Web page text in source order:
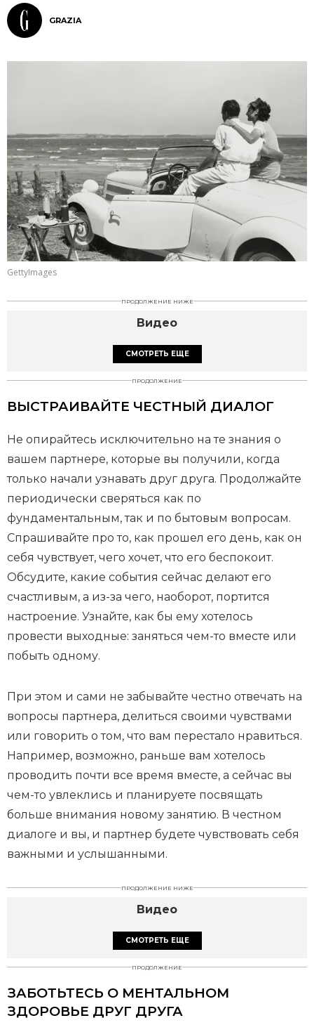
GRAZIA
GettyImages
ПРОДОЛЖЕНИЕ НИЖЕ
Видео
СМОТРЕТЬ ЕЩЕ
ПРОДОЛЖЕНИЕ
ВЫСТРАИВАЙТЕ ЧЕСТНЫЙ ДИАЛОГ
Не опирайтесь исключительно на те знания о
вашем партнере, которые вы получили, когда
только начали узнавать друг друга. Продолжайте
периодически сверяться как по
фундаментальным, так и по бытовым вопросам.
Спрашивайте про то, как прошел его день, как он
себя чувствует, чего хочет, что его беспокоит.
Обсудите, какие события сейчас делают его
счастливым, а из-за чего, наоборот, портится
настроение. Узнайте, как бы ему хотелось
провести выходные: заняться чем-то вместе или
побыть одному.
При этом и сами не забывайте честно отвечать на
вопросы партнера, делиться своими чувствами
или говорить о том, что вам перестало нравиться.
Например, возможно, раньше вам хотелось
проводить почти все время вместе, а сейчас вы
чем-то увлеклись и планируете посвящать
больше внимания новому занятию. В честном
диалоге и вы, и партнер будете чувствовать себя
важными и услышанными.
ПРОДОЛЖЕНИЕ НИЖЕ
Видео
СМОТРЕТЬ ЕЩЕ
ПРОДОЛЖЕНИЕ
ЗАБОТЬТЕСЬ О МЕНТАЛЬНОМ
ЗДОРОВЬЕ ДРУГ ДРУГА